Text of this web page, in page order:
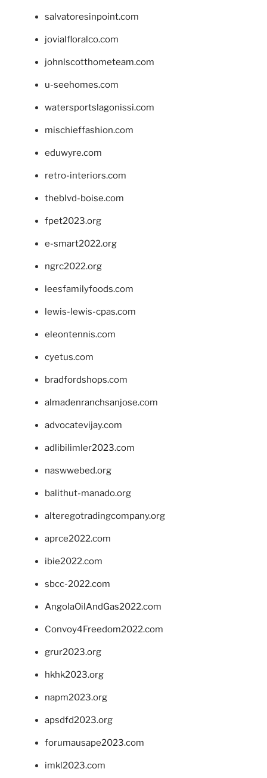
salvatoresinpoint.com
jovialfloralco.com
johnlscotthometeam.com
u-seehomes.com
watersportslagonissi.com
mischieffashion.com
eduwyre.com
retro-interiors.com
theblvd-boise.com
fpet2023.org
e-smart2022.org
ngrc2022.org
leesfamilyfoods.com
lewis-lewis-cpas.com
eleontennis.com
cyetus.com
bradfordshops.com
almadenranchsanjose.com
advocatevijay.com
adlibilimler2023.com
naswwebed.org
balithut-manado.org
alteregotradingcompany.org
aprce2022.com
ibie2022.com
sbcc-2022.com
AngolaOilAndGas2022.com
Convoy4Freedom2022.com
grur2023.org
hkhk2023.org
napm2023.org
apsdfd2023.org
forumausape2023.com
imkl2023.com